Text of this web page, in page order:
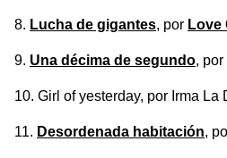
Lucha de gigantes, por Love
Una décima de segundo, por
Girl of yesterday, por Irma La
Desordenada habitación,